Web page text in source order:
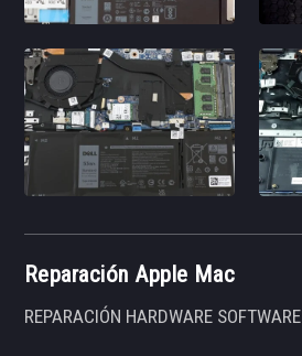
Reparación Apple Mac
REPARACIÓN HARDWARE SOFTWARE